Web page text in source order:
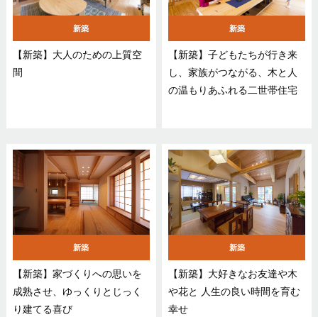
新築
【新築】大人のための上質空
間
新築
【新築】子どもたちが行き来
し、家族がつながる、木と人
の温もりあふれる二世帯住宅
新築
【新築】家づくりへの思いを
成熟させ、ゆっくりとじっく
り建てる喜び
新築
【新築】大好きなお友達や木
や花と 人生の良い時間を育む
幸せ